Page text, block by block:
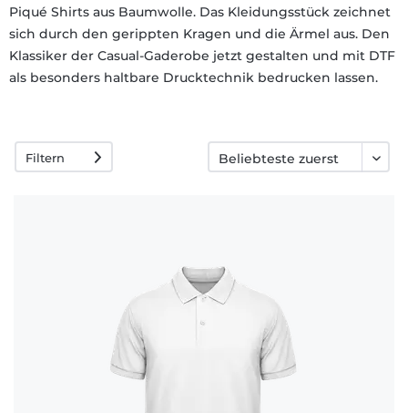
30 Tage
Umtauschrecht
Häufige
Piqué Shirts aus Baumwolle. Das Kleidungsstück zeichnet
sich durch den gerippten Kragen und die Ärmel aus. Den
Klassiker der Casual-Gaderobe jetzt gestalten und mit DTF
als besonders haltbare Drucktechnik bedrucken lassen.
Filtern